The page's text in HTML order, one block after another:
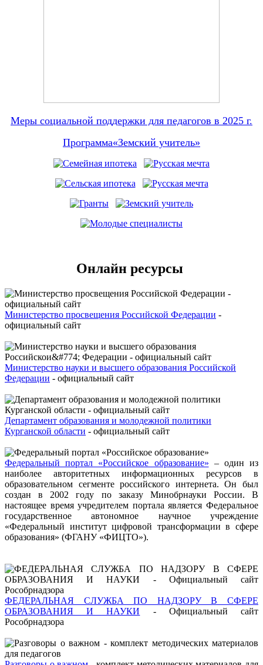
Меры социальной поддержки для педагогов в 2025 г.
Программа«Земский учитель»
Онлайн ресурсы
Министерство просвещения Российской Федерации -
официальный сайт
Министерство науки и высшего образования Российской
Федерации - официальный сайт
Департамент образования и молодежной политики
Курганской области - официальный сайт
Федеральный портал «Российское образование» – один из
наиболее авторитетных информационных ресурсов в
образовательном сегменте российского интернета. Он был
создан в 2002 году по заказу Минобрнауки России. В
настоящее время учредителем портала является Федеральное
государственное автономное научное учреждение
«Федеральный институт цифровой трансформации в сфере
образования» (ФГАНУ «ФИЦТО»).
ФЕДЕРАЛЬНАЯ СЛУЖБА ПО НАДЗОРУ В СФЕРЕ
ОБРАЗОВАНИЯ И НАУКИ - Официальный сайт
Рособрнадзора